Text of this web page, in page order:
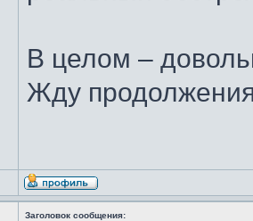
В целом –
Жду
Заголовок сообщения: